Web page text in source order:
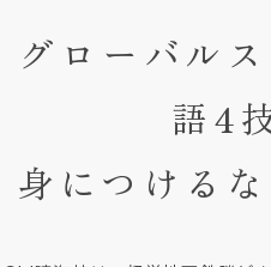
グローバル
語4
身につける